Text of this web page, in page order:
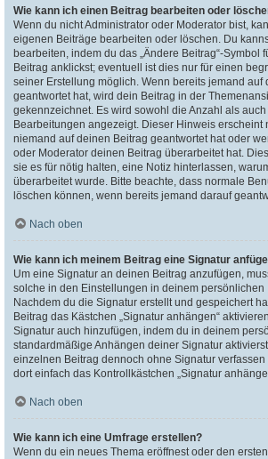
Wie kann ich einen Beitrag bearbeiten oder
Wenn du nicht Administrator oder Moderator bist,
eigenen Beiträge bearbeiten oder löschen. Du
bearbeiten, indem du das „Ändere Beitrag“-Symbol
Beitrag anklickst; eventuell ist dies nur für einen
seiner Erstellung möglich. Wenn bereits jemand auf
geantwortet hat, wird dein Beitrag in der
gekennzeichnet. Es wird sowohl die Anzahl als
Bearbeitungen angezeigt. Dieser Hinweis erscheint
niemand auf deinen Beitrag geantwortet hat oder
oder Moderator deinen Beitrag überarbeitet hat.
sie es für nötig halten, eine Notiz hinterlassen,
überarbeitet wurde. Bitte beachte, dass normale
löschen können, wenn bereits jemand darauf
Nach oben
Wie kann ich meinem Beitrag eine Signatur
Um eine Signatur an deinen Beitrag anzufügen,
solche in den Einstellungen in deinem persönlichen
Nachdem du die Signatur erstellt und gespeichert
Beitrag das Kästchen „Signatur anhängen“
Signatur auch hinzufügen, indem du in deinem
standardmäßige Anhängen deiner Signatur
einzelnen Beitrag dennoch ohne Signatur verfassen
dort einfach das Kontrollkästchen „Signatur
Nach oben
Wie kann ich eine Umfrage erstellen?
Wenn du ein neues Thema eröffnest oder den